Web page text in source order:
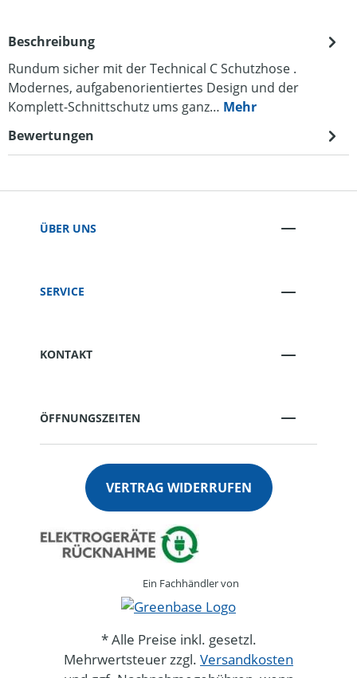
Beschreibung
Rundum sicher mit der Technical C Schutzhose .
Modernes, aufgabenorientiertes Design und der
Komplett-Schnittschutz ums ganz… Mehr
Bewertungen
ÜBER UNS
SERVICE
KONTAKT
ÖFFNUNGSZEITEN
VERTRAG WIDERRUFEN
Ein Fachhändler von
* Alle Preise inkl. gesetzl.
Mehrwertsteuer zzgl. Versandkosten